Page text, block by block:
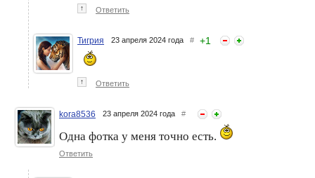
↑ Ответить
Тигрия 23 апреля 2024 года # +1
↑ Ответить
kora8536 23 апреля 2024 года #
Одна фотка у меня точно есть.
Ответить